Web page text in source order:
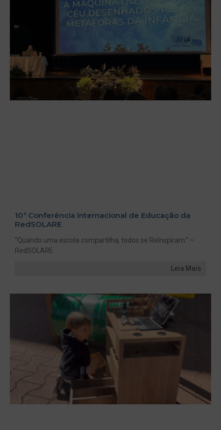
10ª Conferência Internacional de Educação da
RedSOLARE
“Quando uma escola compartilha, todos se ReInspiram.” –
RedSOLARE
Leia Mais